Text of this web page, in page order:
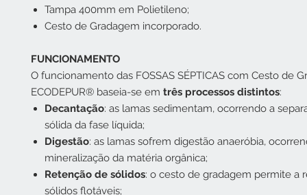
Tampa 400mm em Polietileno;
Cesto de Gradagem incorporado.
FUNCIONAMENTO
O funcionamento das FOSSAS SÉPTICAS com Cesto de
ECODEPUR® baseia-se em três processos distintos:
Decantação: as lamas sedimentam, ocorrendo a
sólida da fase líquida;
Digestão: as lamas sofrem digestão anaeróbia,
mineralização da matéria orgânica;
Retenção de sólidos: o cesto de gradagem permite a
sólidos flotáveis;